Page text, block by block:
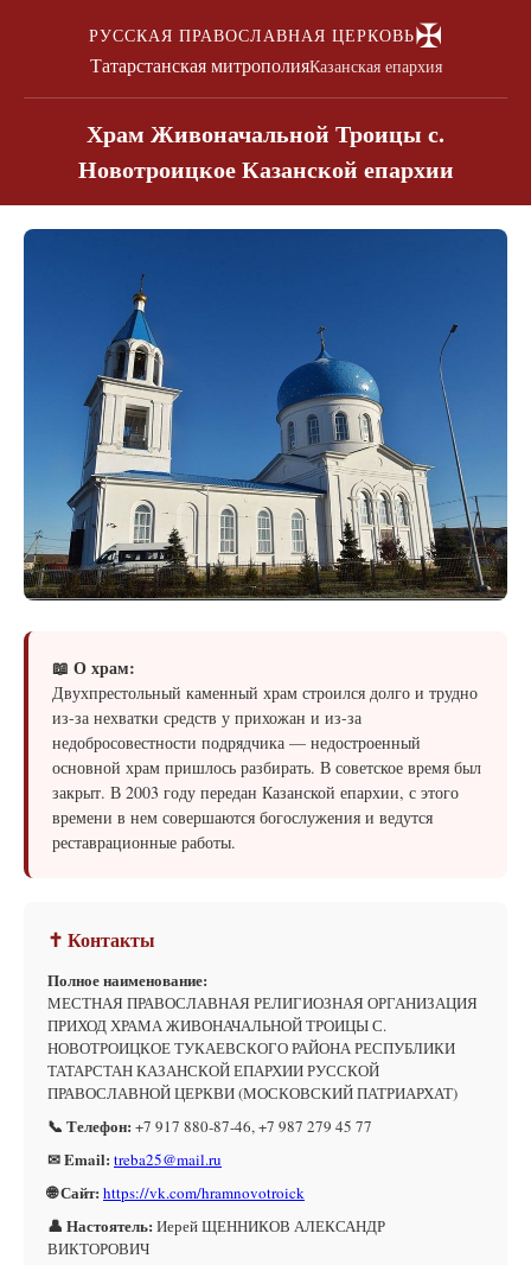
РУССКАЯ ПРАВОСЛАВНАЯ ЦЕРКОВЬ✠
Татарстанская митрополияКазанская епархия
Храм Живоначальной Троицы с.
Новотроицкое Казанской епархии
📖 О храм:
Двухпрестольный каменный храм строился долго и трудно
из-за нехватки средств у прихожан и из-за
недобросовестности подрядчика — недостроенный
основной храм пришлось разбирать. В советское время был
закрыт. В 2003 году передан Казанской епархии, с этого
времени в нем совершаются богослужения и ведутся
реставрационные работы.
✝ Контакты
Полное наименование:
МЕСТНАЯ ПРАВОСЛАВНАЯ РЕЛИГИОЗНАЯ ОРГАНИЗАЦИЯ
ПРИХОД ХРАМА ЖИВОНАЧАЛЬНОЙ ТРОИЦЫ С.
НОВОТРОИЦКОЕ ТУКАЕВСКОГО РАЙОНА РЕСПУБЛИКИ
ТАТАРСТАН КАЗАНСКОЙ ЕПАРХИИ РУССКОЙ
ПРАВОСЛАВНОЙ ЦЕРКВИ (МОСКОВСКИЙ ПАТРИАРХАТ)
📞 Телефон: +7 917 880-87-46, +7 987 279 45 77
✉ Email: treba25@mail.ru
🌐 Сайт: https://vk.com/hramnovotroick
👤 Настоятель: Иерей ЩЕННИКОВ АЛЕКСАНДР
ВИКТОРОВИЧ